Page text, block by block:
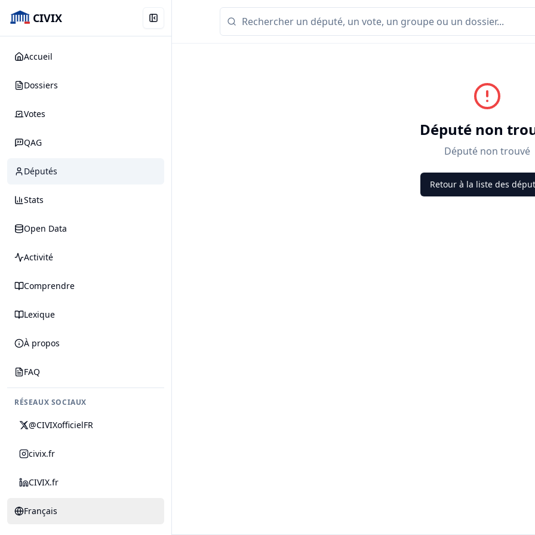
CIVIX
Accueil
Dossiers
Votes
QAG
Députés
Stats
Open Data
Activité
Comprendre
Lexique
À propos
FAQ
RÉSEAUX SOCIAUX
@CIVIXofficielFR
civix.fr
CIVIX.fr
Français
Député non
Député non trouvé
Retour à la liste des